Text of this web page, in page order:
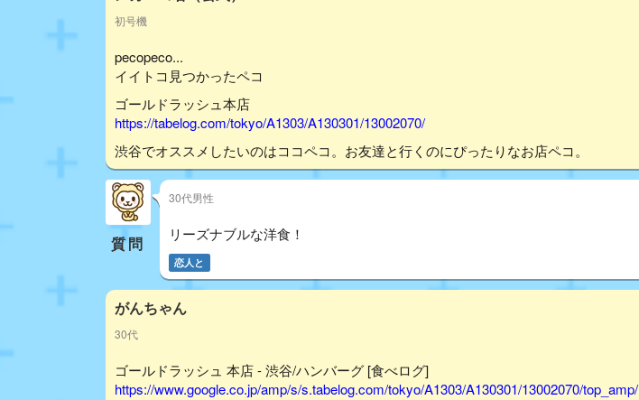
初号機
pecopeco...
イイトコ見つかったペコ
ゴールドラッシュ本店
https://tabelog.com/tokyo/A1303/A130301/13002070/
渋谷でオススメしたいのはココペコ。お友達と行くのにぴったりなお店ペコ。
質問
30代男性
リーズナブルな洋食！
恋人と
がんちゃん
30代
ゴールドラッシュ 本店 - 渋谷/ハンバーグ [食べログ]
https://www.google.co.jp/amp/s/s.tabelog.com/tokyo/A1303/A130301/13002070/top_amp/